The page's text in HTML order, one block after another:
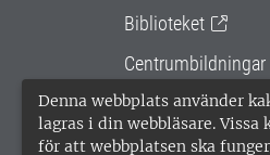
Denna webbplats använder
lagras i din webbläsare. Vissa
för att webbplatsen ska
Biblioteket
Centrumbildningar
samarbetsprojekt
Gemensamma